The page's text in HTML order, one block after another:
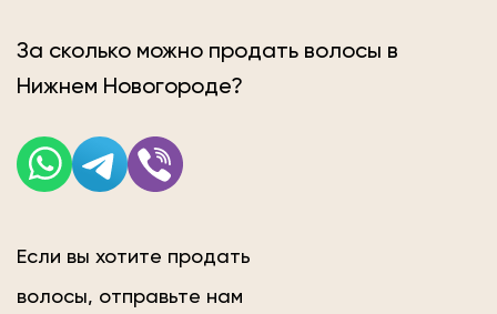
За сколько можно продать волосы в
Нижнем Новогороде?
Если вы хотите продать
волосы, отправьте нам